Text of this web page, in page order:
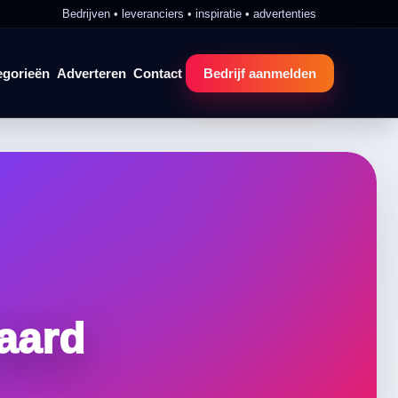
Bedrijven • leveranciers • inspiratie • advertenties
Adverteren Contact Bedrijf aanmelden